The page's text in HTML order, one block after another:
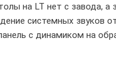
на LT нет с завода, а
системных звуков
с динамиком на